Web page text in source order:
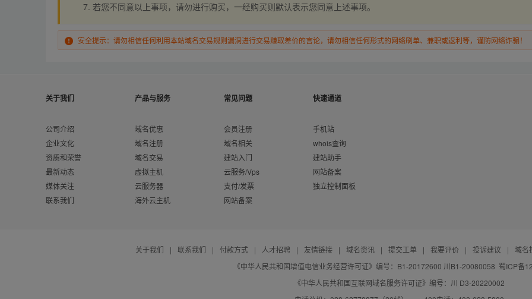
若您不同意以上事项，请勿进行购买，一经购买则默认表示您同意上述事项。
安全提示：请勿相信任何利用本站域名交易规则漏洞进行交易赚取差价的言论，请勿相信任何形式的网络刷单、兼职或返利等，谨防网络诈骗！
关于我们
公司介绍
企业文化
资质和荣誉
最新动态
媒体关注
联系我们
产品与服务
域名优惠
域名注册
域名交易
虚拟主机
云服务器
海外云主机
常见问题
会员注册
域名相关
建站入门
云服务/Vps
支付/发票
网站备案
快速通道
手机站
whois查询
建站助手
网站备案
独立控制面板
关于我们 | 联系我们 | 付款方式 | 人才招聘 | 友情链接 | 域名资讯 | 提交工单 | 我要评价 | 投诉建议 |
域名
《中华人民共和国增值电信业务经营许可证》编号：B1-20172600 川B1-20080058 蜀ICP备
《中华人民共和国互联网域名服务许可证》编号：川 D3-20220002